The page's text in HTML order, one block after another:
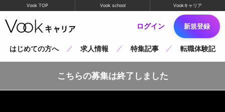
Vook TOP Vook school Vookキャリア
ログイン 新規登録
はじめての方へ 求人情報 特集記事 転職体験記
こちらの募集は終了しました